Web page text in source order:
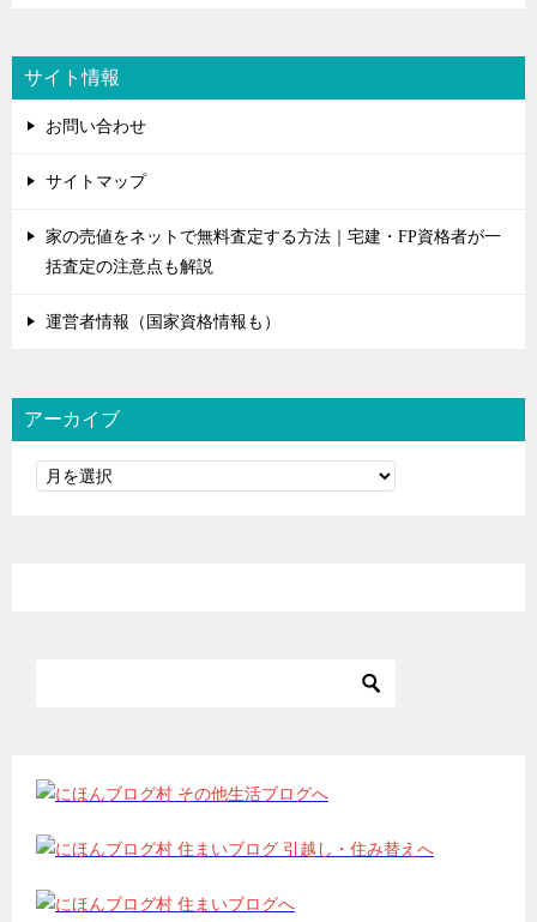
サイト情報
お問い合わせ
サイトマップ
家の売値をネットで無料査定する方法｜宅建・FP資格者が一
括査定の注意点も解説
運営者情報（国家資格情報も）
アーカイブ